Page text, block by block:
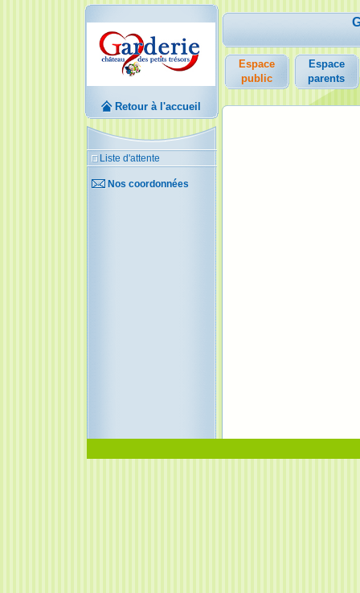
Retour à l'accueil
Espace
public
Espace
parents
Liste d'attente
Nos coordonnées